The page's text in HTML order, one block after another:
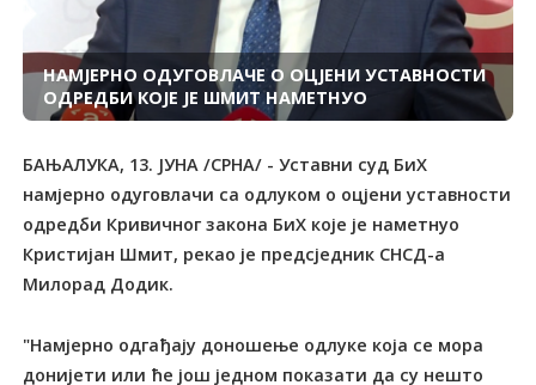
НАМЈЕРНО ОДУГОВЛАЧЕ О ОЦЈЕНИ УСТАВНОСТИ
ОДРЕДБИ КОЈЕ ЈЕ ШМИТ НАМЕТНУО
БАЊАЛУКА, 13. ЈУНА /СРНА/ - Уставни суд БиХ
намјерно одуговлачи са одлуком о оцјени уставности
одредби Кривичног закона БиХ које је наметнуо
Кристијан Шмит, рекао је предсједник СНСД-а
Милорад Додик.
"Намјерно одгађају доношење одлуке која се мора
донијети или ће још једном показати да су нешто